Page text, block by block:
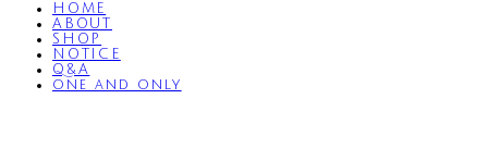
HOME
ABOUT
SHOP
NOTICE
Q&A
one and only